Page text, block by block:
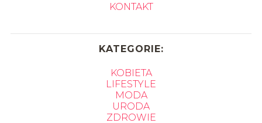
KONTAKT
KATEGORIE:
KOBIETA
LIFESTYLE
MODA
URODA
ZDROWIE